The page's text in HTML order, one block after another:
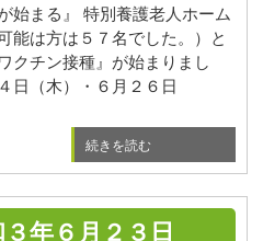
始まる』 特別養護老人ホーム
能は方は５７名でした。）と
クチン接種』が始まりまし
日（木）・６月２６日
続きを読む
６月２３日